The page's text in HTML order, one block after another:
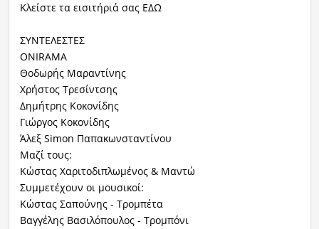
Κλείστε τα εισιτήριά σας ΕΔΩ
ΣΥΝΤΕΛΕΣΤΕΣ
ONIRAMA
Θοδωρής Μαραντίνης
Χρήστος Τρεσίντσης
Δημήτρης Κοκονίδης
Γιώργος Κοκονίδης
Άλεξ Simon Παπακωνσταντίνου
Μαζί τους:
Κώστας Χαριτοδιπλωμένος & Μαντώ
Συμμετέχουν οι μουσικοί:
Κώστας Σαπούνης - Τρομπέτα
Βαγγέλης Βασιλόπουλος - Τρομπόνι